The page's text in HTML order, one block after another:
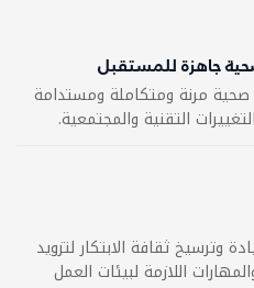
صحية مرنة ومتكاملة ومستدامة
التقنية والمجتمعية.
وترسيخ ثقافة الابتكار لتزويد
اللازمة لبيئات العمل